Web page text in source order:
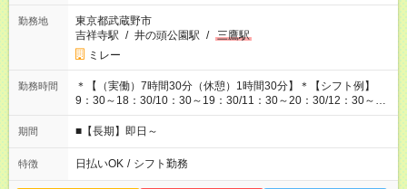
勤務地
東京都武蔵野市
吉祥寺駅 / 井の頭公園駅 / 三鷹駅
ミレー
勤務時間
＊【（実働）7時間30分（休憩）1時間30分】＊【シフト例】
9：30～18：30/10：30～19：30/11：30～20：30/12：30～
21：30
期間 ■【長期】即日～
特徴 日払いOK / シフト勤務